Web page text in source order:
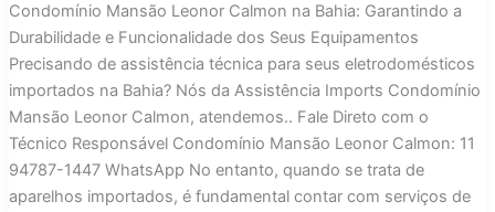
Condomínio Mansão Leonor Calmon na Bahia: Garantindo a
Durabilidade e Funcionalidade dos Seus Equipamentos
Precisando de assistência técnica para seus eletrodomésticos
importados na Bahia? Nós da Assistência Imports Condomínio
Mansão Leonor Calmon, atendemos.. Fale Direto com o
Técnico Responsável Condomínio Mansão Leonor Calmon: 11
94787-1447 WhatsApp No entanto, quando se trata de
aparelhos importados, é fundamental contar com serviços de